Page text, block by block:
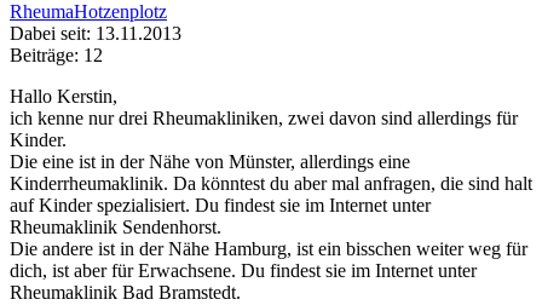
RheumaHotzenplotz
Dabei seit: 13.11.2013
Beiträge: 12
Hallo Kerstin,
ich kenne nur drei Rheumakliniken, zwei davon sind allerdings für
Kinder.
Die eine ist in der Nähe von Münster, allerdings eine
Kinderrheumaklinik. Da könntest du aber mal anfragen, die sind halt
auf Kinder spezialisiert. Du findest sie im Internet unter
Rheumaklinik Sendenhorst.
Die andere ist in der Nähe Hamburg, ist ein bisschen weiter weg für
dich, ist aber für Erwachsene. Du findest sie im Internet unter
Rheumaklinik Bad Bramstedt.